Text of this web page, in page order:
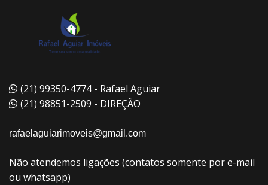
(21) 99350-4774 - Rafael Aguiar
(21) 98851-2509 - DIREÇÃO
rafaelaguiarimoveis@gmail.com
Não atendemos ligações (contatos somente por e-mail
ou whatsapp)